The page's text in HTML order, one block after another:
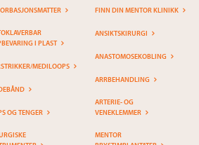
I PLAST
MEDILOOPS
OG TENGER
FINN DIN MENTOR KLINIKK
ANSIKTSKIRURGI
ANASTOMOSEKOBLING
ARRBEHANDLING
ARTERIE- OG
VENEKLEMMER
MENTOR